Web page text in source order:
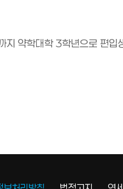
약학대학 3학년으로 편입